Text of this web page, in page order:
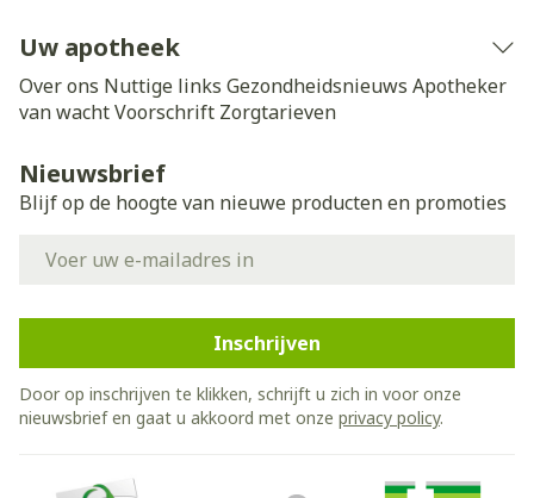
Uw apotheek
Over ons Nuttige links Gezondheidsnieuws Apotheker
van wachtVoorschrift Zorgtarieven
Nieuwsbrief
Blijf op de hoogte van nieuwe producten en promoties
Inschrijven
Door op inschrijven te klikken, schrijft u zich in voor onze
nieuwsbrief en gaat u akkoord met onze privacy policy.